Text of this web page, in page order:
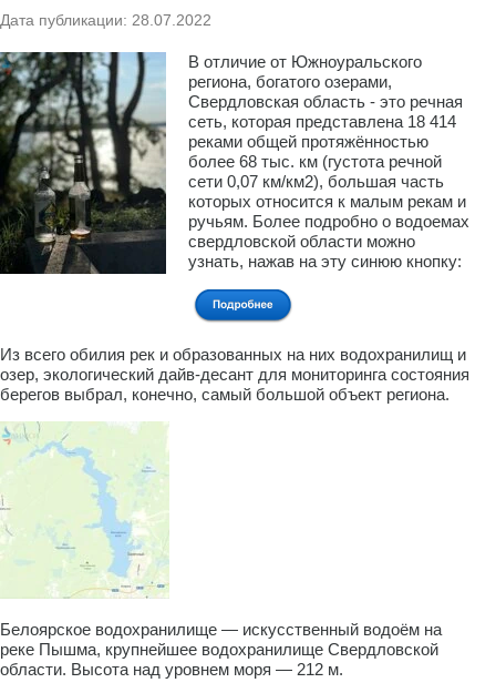
Дата публикации: 28.07.2022
В отличие от Южноуральского
региона, богатого озерами,
Свердловская область - это речная
сеть, которая представлена 18 414
реками общей протяжённостью
более 68 тыс. км (густота речной
сети 0,07 км/км2), большая часть
которых относится к малым рекам и
ручьям. Более подробно о водоемах
свердловской области можно
узнать, нажав на эту синюю кнопку:
Из всего обилия рек и образованных на них водохранилищ и
озер, экологический дайв-десант для мониторинга состояния
берегов выбрал, конечно, самый большой объект региона.
Белоярское водохранилище — искусственный водоём на
реке Пышма, крупнейшее водохранилище Свердловской
области. Высота над уровнем моря — 212 м.